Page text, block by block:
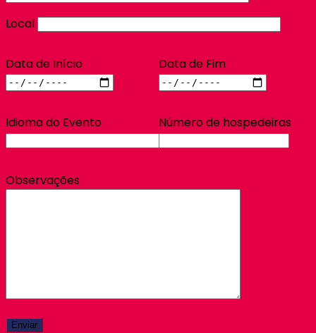
Local
Data de Início Data de Fim
Idioma do Evento Número de hospedeiras
Observações